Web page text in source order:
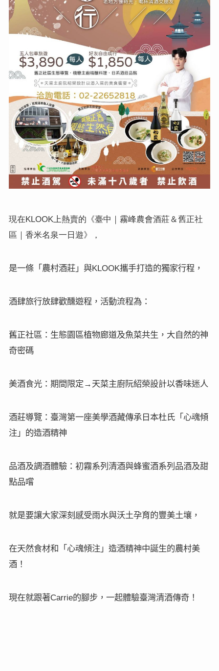
現在KLOOK上熱賣的 《臺中｜霧峰農會酒莊＆舊正社
區｜香米名泉一日遊》，
是一條「農村酒莊」與KLOOK攜手打造的獨家行程，
酒肆旅行放肆歡醺遊程 ，活動流程為：
舊正社區：生態園區植物廊道及魚菜共生，大自然的神
奇密碼
美酒食光：期間限定→天菜主廚阮紹榮設計以香味迷人
酒莊導覽：臺灣第一座美學酒藏傳承日本杜氏「心魂傾
注」的造酒精神
品酒及調酒體驗：初霧系列清酒與蜂蜜酒系列品酒及甜
點品嚐
就是要讓大家深刻感受雨水與沃土孕育的豐美土壤，
在天然食材和「心魂傾注」造酒精神中誕生的農村美
酒 ！
現在就跟著Carrie的腳步，一起體驗臺灣清酒傳奇！